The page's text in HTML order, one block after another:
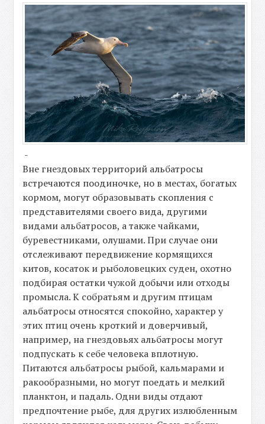
-
Вне гнездовых территорий альбатросы
встречаются поодиночке, но в местах, богатых
кормом, могут образовывать скопления с
представителями своего вида, другими
видами альбатросов, а также чайками,
буревестниками, олушами. При случае они
отслеживают передвижение кормящихся
китов, косаток и рыболовецких суден, охотно
подбирая остатки чужой добычи или отходы
промысла. К собратьям и другим птицам
альбатросы относятся спокойно, характер у
этих птиц очень кроткий и доверчивый,
например, на гнездовьях альбатросы могут
подпускать к себе человека вплотную.
Питаются альбатросы рыбой, кальмарами и
ракообразными, но могут поедать и мелкий
планктон, и падаль. Одни виды отдают
предпочтение рыбе, для других излюбленным